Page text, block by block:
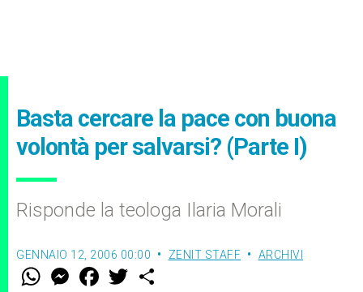
Basta cercare la pace con buona
volontà per salvarsi? (Parte I)
Risponde la teologa Ilaria Morali
GENNAIO 12, 2006 00:00 ZENIT STAFF ARCHIVI
W M
e
F
a w